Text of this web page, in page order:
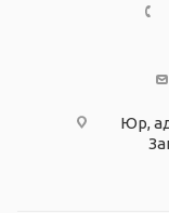
Юр,